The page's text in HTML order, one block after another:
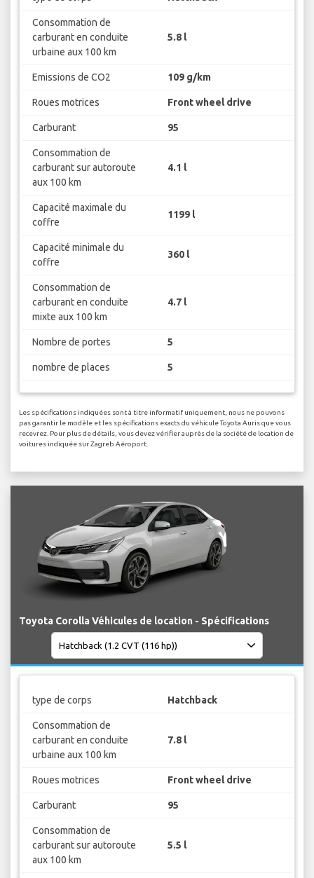
Consommation de
carburant en conduite
urbaine aux 100 km
5.8 l
Emissions de CO2 109 g/km
Roues motrices Front wheel drive
Carburant 95
Consommation de
carburant sur autoroute
aux 100 km
4.1 l
Capacité maximale du
coffre
1199 l
Capacité minimale du
coffre
360 l
Consommation de
carburant en conduite
mixte aux 100 km
4.7 l
Nombre de portes 5
nombre de places 5
Les spécifications indiquées sont à titre informatif uniquement, nous ne pouvons
pas garantir le modèle et les spécifications exacts du véhicule Toyota Auris que vous
recevrez. Pour plus de détails, vous devez vérifier auprès de la société de location de
voitures indiquée sur Zagreb Aéroport.
Toyota Corolla Véhicules de location - Spécifications
type de corps Hatchback
Consommation de
carburant en conduite
urbaine aux 100 km
7.8 l
Roues motrices Front wheel drive
Carburant 95
Consommation de
carburant sur autoroute
aux 100 km
5.5 l